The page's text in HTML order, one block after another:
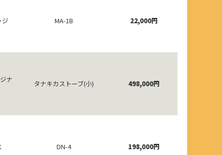
ジ MA-1B 22,000円
ナ
タナキカストーブ(小) 498,000円
DN-4 198,000円